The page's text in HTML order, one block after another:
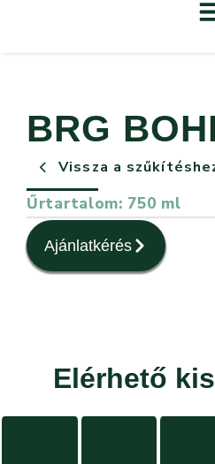
BRG
Vissza a
Űrtartalom: 750 ml
Ajánlatkérés
Elérhető